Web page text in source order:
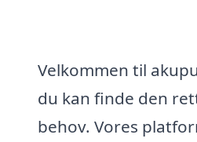
Velkommen til
du kan finde den
behov. Vores